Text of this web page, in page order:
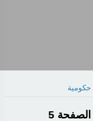
حكومية
5